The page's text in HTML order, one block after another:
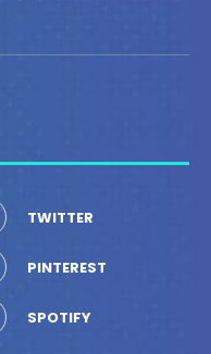
TWITTER
PINTEREST
SPOTIFY